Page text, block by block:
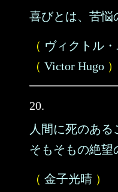
喜びとは、苦悩
（ ヴィクトル
（ Victor Hugo ）
20.
人間に死のある
そもそもの絶望
（ 金子光晴 ）